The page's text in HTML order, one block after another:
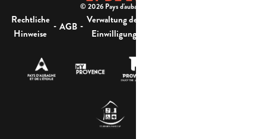
© 2026 Pays d'aubagne et de l'étoile -
Rechtliche
Hinweise
- AGB - Verwaltung der
Einwilligung